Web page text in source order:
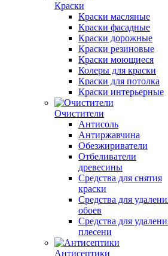
Краски
Краски масляные
Краски фасадные
Краски дорожные
Краски резиновые
Краски моющиеся
Колеры для краски
Краски для потолка
Краски интерьерные
Очистители
Антисоль
Антиржавчина
Обезжириватели
Отбеливатели
древесины
Средства для снятия
краски
Средства для
обоев
Средства для
плесени
Антисептики